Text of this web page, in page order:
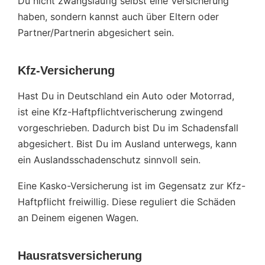
haben, sondern kannst auch über Eltern oder
Partner/Partnerin abgesichert sein.
Kfz-Versicherung
Hast Du in Deutschland ein Auto oder Motorrad,
ist eine Kfz-Haftpflichtverischerung zwingend
vorgeschrieben. Dadurch bist Du im Schadensfall
abgesichert. Bist Du im Ausland unterwegs, kann
ein Auslandsschadenschutz sinnvoll sein.
Eine Kasko-Versicherung ist im Gegensatz zur Kfz-
Haftpflicht freiwillig. Diese reguliert die Schäden
an Deinem eigenen Wagen.
Hausratsversicherung